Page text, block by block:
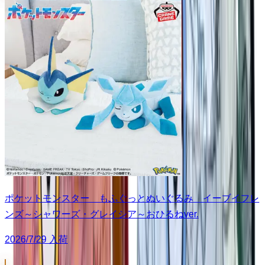
ポケットモンスター もふぐっとぬいぐるみ イーブイフレ
ンズ～シャワーズ・グレイシア～おひるねver.
2026/7/29 入荷